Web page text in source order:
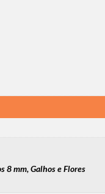
8 mm, Galhos e Flores